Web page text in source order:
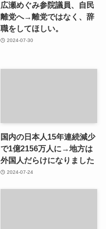
広瀬めぐみ参院議員、自民
離党へ→離党ではなく、辞
職をしてほしい。
2024-07-30
国内の日本人15年連続減少
で1億2156万人に→地方は
外国人だらけになりました
2024-07-24